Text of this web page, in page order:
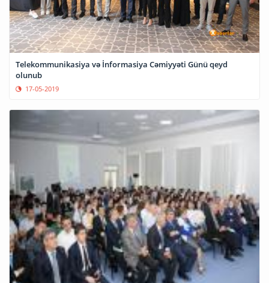
Telekommunikasiya və İnformasiya Cəmiyyəti Günü qeyd
olunub
17-05-2019